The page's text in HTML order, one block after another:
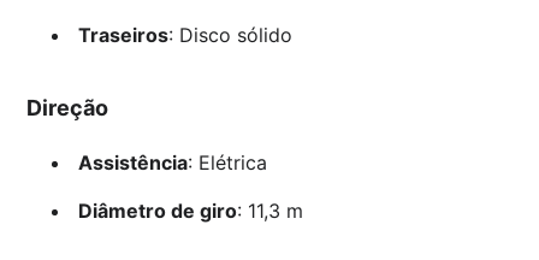
Traseiros: Disco sólido
Direção
Assistência: Elétrica
Diâmetro de giro: 11,3 m